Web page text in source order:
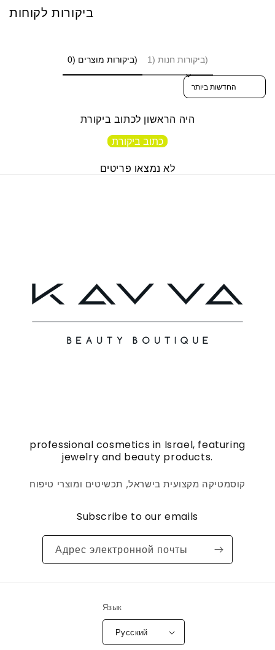
ביקורות לקוחות
ביקורות מוצרים (0) ביקורות חנות (1)
Sort reviews by
היה הראשון לכתוב ביקורת
כתוב ביקורת
לא נמצאו פריטים
professional cosmetics in Israel, featuring
jewelry and beauty products.
קוסמטיקה מקצועית בישראל, תכשיטים ומוצרי טיפוח
Subscribe to our emails
Адрес электронной почты
Язык
Русский